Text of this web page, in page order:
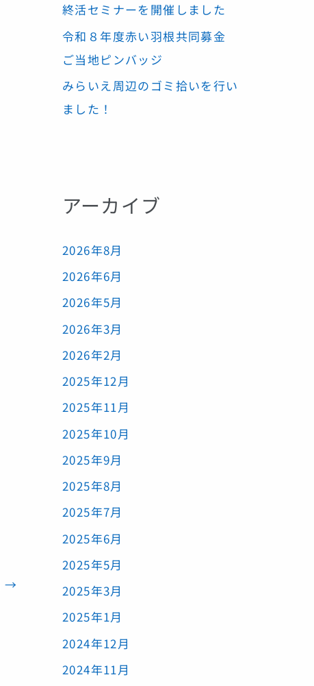
→
終活セミナーを開催しました
令和８年度赤い羽根共同募金
ご当地ピンバッジ
みらいえ周辺のゴミ拾いを行い
ました！
アーカイブ
2026年8月
2026年6月
2026年5月
2026年3月
2026年2月
2025年12月
2025年11月
2025年10月
2025年9月
2025年8月
2025年7月
2025年6月
2025年5月
2025年3月
2025年1月
2024年12月
2024年11月